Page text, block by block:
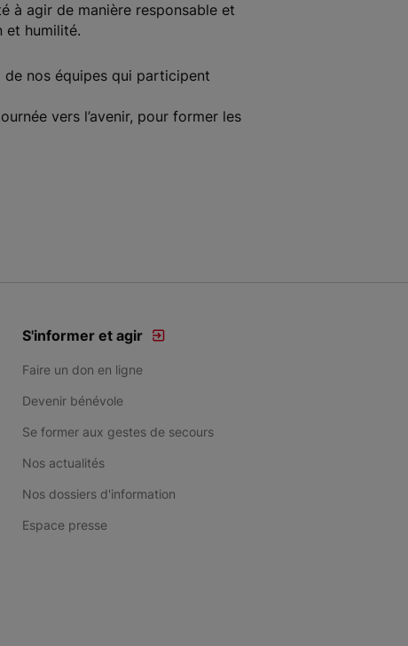
à agir de manière responsable et
et humilité.
nos équipes qui participent
vers l’avenir, pour former les
S'informer et agir
Faire un don en ligne
Devenir bénévole
Se former aux gestes de secours
Nos actualités
Nos dossiers d'information
Espace presse